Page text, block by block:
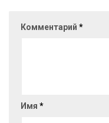
Комментарий *
Имя *